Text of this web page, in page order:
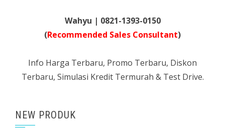
Wahyu | 0821-1393-0150
(Recommended Sales Consultant)
Info Harga Terbaru, Promo Terbaru, Diskon
Terbaru, Simulasi Kredit Termurah & Test Drive.
NEW PRODUK